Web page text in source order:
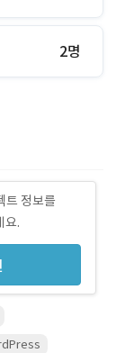
2명
트 정보를
요.